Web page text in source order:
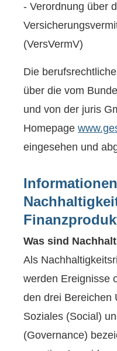
- Verordnung über
(VersVermV)
Die
über die vom
und von der juris
Homepage
eingesehen und
Was sind
Als
werden Ereignisse
den drei Bereichen
Soziales (Social)
(Governance)